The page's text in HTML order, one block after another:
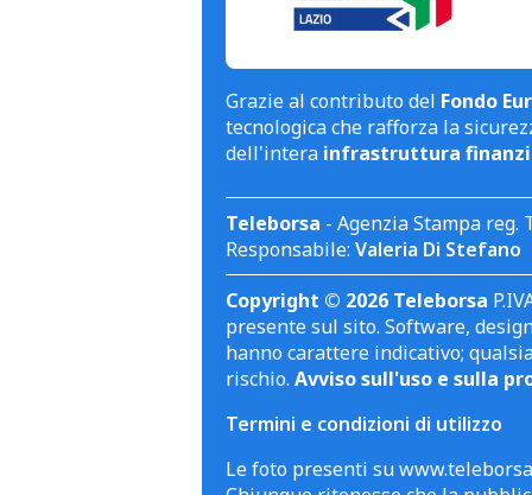
Grazie al contributo del Fondo
tecnologica che rafforza la
dell'intera infrastruttura
Teleborsa - Agenzia Stampa
Responsabile: Valeria Di Stefano
Copyright © 2026 Teleborsa
presente sul sito. Software,
hanno carattere indicativo;
rischio. Avviso sull'uso e sulla
Termini e condizioni di utilizzo
Le foto presenti su